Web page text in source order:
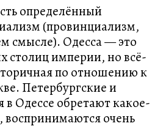
определённый
(провинциализм,
смысле). Одесса — это
столиц империи, но всё-
по отношению к
Петербургские и
в Одессе обретают какое-
воспринимаются очень